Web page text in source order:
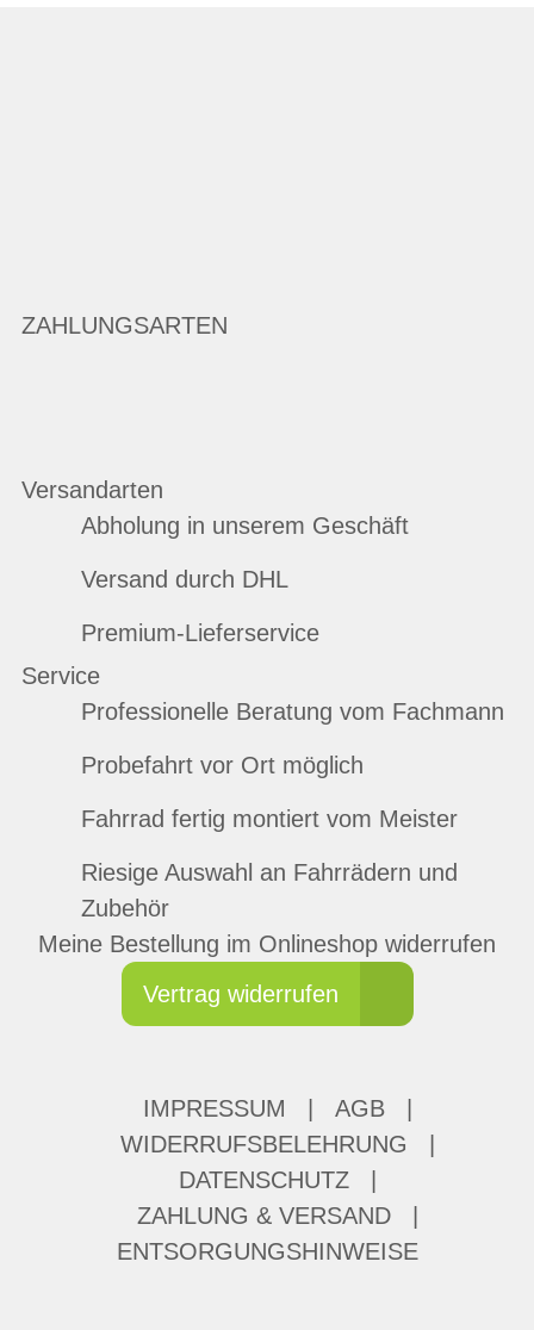
ZAHLUNGSARTEN
Versandarten
Abholung in unserem Geschäft
Versand durch DHL
Premium-Lieferservice
Service
Professionelle Beratung vom Fachmann
Probefahrt vor Ort möglich
Fahrrad fertig montiert vom Meister
Riesige Auswahl an Fahrrädern und
Zubehör
Meine Bestellung im Onlineshop widerrufen
Vertrag widerrufen
IMPRESSUM AGB
WIDERRUFSBELEHRUNG
DATENSCHUTZ
ZAHLUNG & VERSAND
ENTSORGUNGSHINWEISE